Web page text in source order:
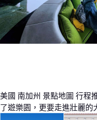
美國 南加州 景點地圖 行程
了遊樂園，更要走進壯麗的